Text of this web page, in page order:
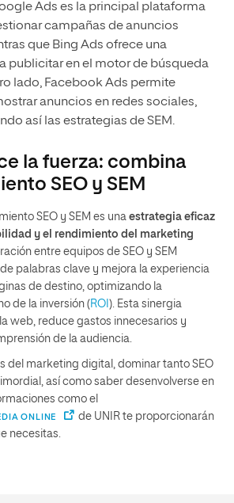
Ads es la principal plataforma
campañas de anuncios
que Bing Ads ofrece una
publicitar en el motor de búsqueda
lado, Facebook Ads permite
anuncios en redes sociales,
así las estrategias de SEM.
la fuerza: combina
SEO y SEM
SEO y SEM es una estrategia eficaz
y el rendimiento del marketing
entre equipos de SEO y SEM
palabras clave y mejora la experiencia
de destino, optimizando la
de la inversión ( ROI ). Esta sinergia
web, reduce gastos innecesarios y
de la audiencia.
del marketing digital, dominar tanto SEO
así como saber desenvolverse en
como el
ONLINE
de UNIR te proporcionarán
necesitas.